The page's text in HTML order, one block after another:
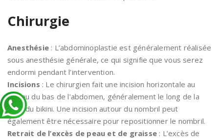
Chirurgie
Anesthésie : L’abdominoplastie est généralement réalisée
sous anesthésie générale, ce qui signifie que vous serez
endormi pendant l’intervention.
Incisions : Le chirurgien fait une incision horizontale au
niveau du bas de l’abdomen, généralement le long de la
ligne du bikini. Une incision autour du nombril peut
également être nécessaire pour repositionner le nombril.
Retrait de l’excès de peau et de graisse : L’excès de